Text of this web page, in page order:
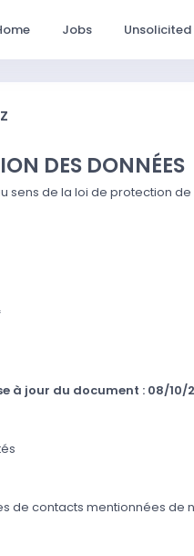
Jobs
DES DONNÉES
sens de la loi de protection
à jour du document : 08/10/
de contacts mentionnées de